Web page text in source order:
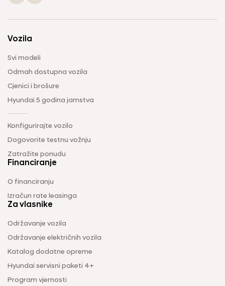
Vozila
Svi modeli
Odmah dostupna vozila
Cjenici i brošure
Hyundai 5 godina jamstva
Konfigurirajte vozilo
Dogovorite testnu vožnju
Zatražite ponudu
Financiranje
O financiranju
Izračun rate leasinga
Za vlasnike
Održavanje vozila
Održavanje električnih vozila
Katalog dodatne opreme
Hyundai servisni paketi 4+
Program vjernosti